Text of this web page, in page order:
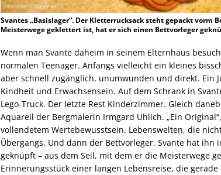
Svantes „Basislager“. Der Kletterrucksack steht gepackt vorm
Meisterwege geklettert ist, hat er sich einen Bettvorleger
Wenn man Svante daheim in seinem Elternhaus
normalen Teenager. Anfangs vielleicht ein kleines
aber schnell zugänglich, unumwunden und direkt. Ein
Kindheit und Erwachsensein. Auf dem Schrank in
Lego-Truck. Der letzte Rest Kinderzimmer. Gleich
Aquarell der Bergmalerin Irmgard Uhlich. „Ein
vollendetem Wertebewusstsein. Lebenswelten, die
Übergangs. Und dann der Bettvorleger. Svante hat
geknüpft – aus dem Seil, mit dem er die Meisterwege
Erinnerungsstück einer langen Lebensreise, die